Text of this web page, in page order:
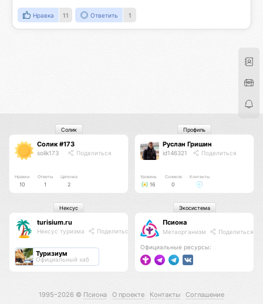
Нравка 11 Ответить 1
Солик #173
solik173 Поделиться
Нравки
10
Ответы
1
Цепочка
2
Солик
Руслан Гришин
id146321 Поделиться
Уровень
16
Соликов
0
Контакты
Профиль
turisium.ru
Нексус туризма Поделиться
Туризиум
Официальный хаб
Нексус
Псиона
Метаорганизм Поделиться
Официальные ресурсы:
Экосистема
1995–2026 © Псиона О проекте Контакты
Соглашение